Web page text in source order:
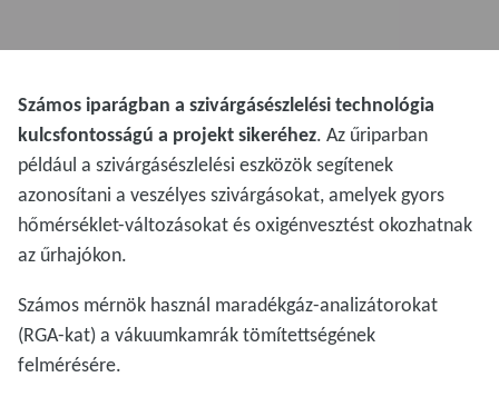
Számos iparágban a szivárgásészlelési technológia
kulcsfontosságú a projekt sikeréhez. Az űriparban
például a szivárgásészlelési eszközök segítenek
azonosítani a veszélyes szivárgásokat, amelyek gyors
hőmérséklet-változásokat és oxigénvesztést okozhatnak
az űrhajókon.
Számos mérnök használ maradékgáz-analizátorokat
(RGA-kat) a vákuumkamrák tömítettségének
felmérésére.